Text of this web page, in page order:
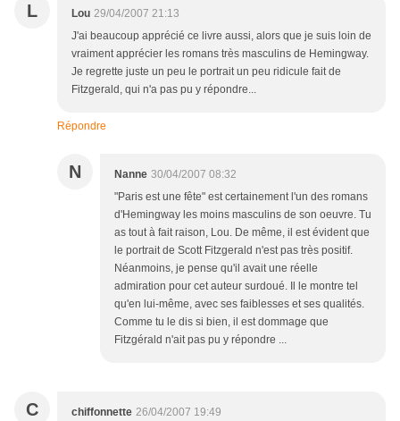
L Lou 29/04/2007 21:13
J'ai beaucoup apprécié ce livre aussi, alors que je suis loin de
vraiment apprécier les romans très masculins de Hemingway.
Je regrette juste un peu le portrait un peu ridicule fait de
Fitzgerald, qui n'a pas pu y répondre...
Répondre
N Nanne 30/04/2007 08:32
"Paris est une fête" est certainement l'un des romans
d'Hemingway les moins masculins de son oeuvre. Tu
as tout à fait raison, Lou. De même, il est évident que
le portrait de Scott Fitzgerald n'est pas très positif.
Néanmoins, je pense qu'il avait une réelle
admiration pour cet auteur surdoué. Il le montre tel
qu'en lui-même, avec ses faiblesses et ses qualités.
Comme tu le dis si bien, il est dommage que
Fitzgérald n'ait pas pu y répondre ...
C chiffonnette 26/04/2007 19:49